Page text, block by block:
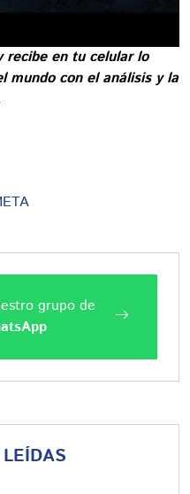
en tu celular lo
mundo con el análisis y la
grupo de